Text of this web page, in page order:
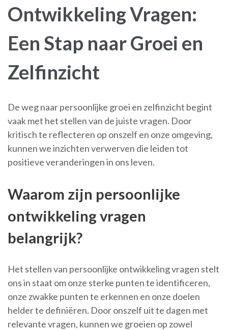
Ontwikkeling Vragen:
Een Stap naar Groei en
Zelfinzicht
De weg naar persoonlijke groei en zelfinzicht begint
vaak met het stellen van de juiste vragen. Door
kritisch te reflecteren op onszelf en onze omgeving,
kunnen we inzichten verwerven die leiden tot
positieve veranderingen in ons leven.
Waarom zijn persoonlijke
ontwikkeling vragen
belangrijk?
Het stellen van persoonlijke ontwikkeling vragen stelt
ons in staat om onze sterke punten te identificeren,
onze zwakke punten te erkennen en onze doelen
helder te definiëren. Door onszelf uit te dagen met
relevante vragen, kunnen we groeien op zowel